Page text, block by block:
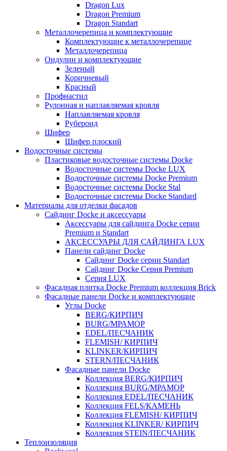
Dragon Lux
Dragon Premium
Dragon Standart
Металлочерепица и комплектующие
Комплектующие к металлочерепице
Металлочерепица
Ондулин и комплектующие
Зеленый
Коричневый
Красный
Профнастил
Рулонная и наплавляемая кровля
Наплавляемая кровля
Рубероид
Шифер
Шифер плоский
Водосточные системы
Пластиковые водосточные системы Docke
Водосточные системы Docke LUX
Водосточные системы Docke Premium
Водосточные системы Docke Stal
Водосточные системы Docke Standard
Материалы для отделки фасадов
Сайдинг Docke и аксессуары
Аксессуары для сайдинга Docke серии
Premium и Standart
АКСЕССУАРЫ ДЛЯ САЙДИНГА LUX
Панели сайдинг Docke
Cайдинг Docke серии Standart
Сайдинг Docke Серия Premium
Серия LUX
Фасадная плитка Docke Premium коллекция Brick
Фасадные панели Docke и комплектующие
Углы Docke
BERG/КИРПИЧ
BURG/МРАМОР
EDEL/ПЕСЧАНИК
FLEMISH/ КИРПИЧ
KLINKER/КИРПИЧ
STERN/ПЕСЧАНИК
Фасадные панели Docke
Коллекция BERG/КИРПИЧ
Коллекция BURG/МРАМОР
Коллекция EDEL/ПЕСЧАНИК
Коллекция FELS/КАМЕНЬ
Коллекция FLEMISH/ КИРПИЧ
Коллекция KLINKER/ КИРПИЧ
Коллекция STEIN/ПЕСЧАНИК
Теплоизоляция